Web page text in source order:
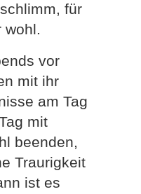
für
wohl.
vor
mit ihr
am Tag
mit
beenden,
Traurigkeit
ist es